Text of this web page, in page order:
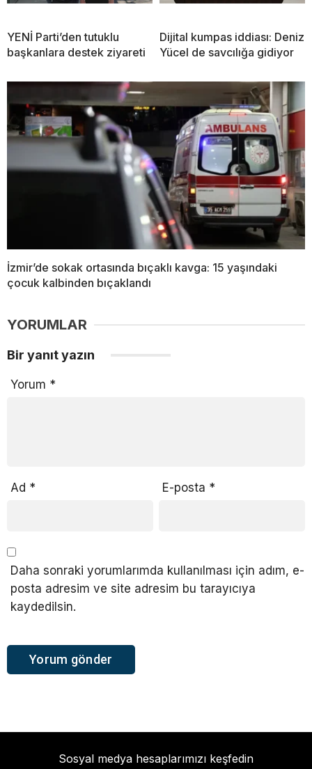
YENİ Parti’den tutuklu
başkanlara destek ziyareti
Dijital kumpas iddiası: Deniz
Yücel de savcılığa gidiyor
İzmir’de sokak ortasında bıçaklı kavga: 15 yaşındaki
çocuk kalbinden bıçaklandı
YORUMLAR
Bir yanıt yazın
Yorum *
Ad * E-posta *
Daha sonraki yorumlarımda kullanılması için adım, e-
posta adresim ve site adresim bu tarayıcıya
kaydedilsin.
Sosyal medya hesaplarımızı keşfedin